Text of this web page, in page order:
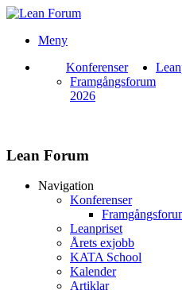
Meny
Konferenser
Framgångsforum
2026
Lean Forum
Navigation
Konferenser
Leanpriset
Årets exjobb
KATA School
Kalender
Artiklar